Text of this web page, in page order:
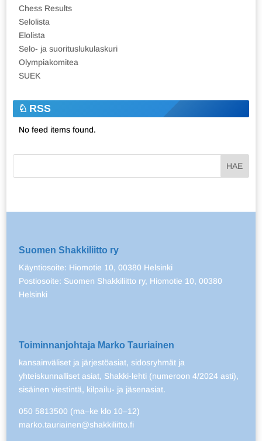
Chess Results
Selolista
Elolista
Selo- ja suorituslukulaskuri
Olympiakomitea
SUEK
RSS
No feed items found.
Suomen Shakkiliitto ry
Käyntiosoite: Hiomotie 10, 00380 Helsinki
Postiosoite: Suomen Shakkiliitto ry, Hiomotie 10, 00380
Helsinki
Toiminnanjohtaja Marko Tauriainen
kansainväliset ja järjestöasiat, sidosryhmät ja
yhteiskunnalliset asiat, Shakki-lehti (numeroon 4/2024 asti),
sisäinen viestintä, kilpailu- ja jäsenasiat.
050 5813500 (ma–ke klo 10–12)
marko.tauriainen@shakkiliitto.fi